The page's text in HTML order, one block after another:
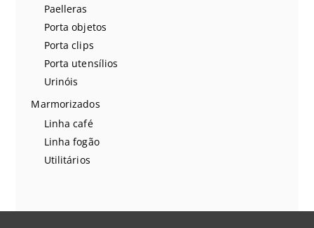
Paelleras
Porta objetos
Porta clips
Porta utensílios
Urinóis
Marmorizados
Linha café
Linha fogão
Utilitários